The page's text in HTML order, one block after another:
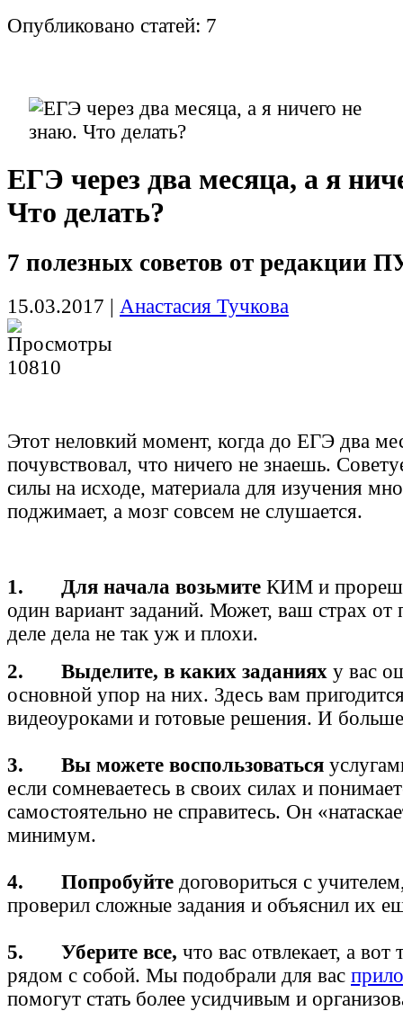
Опубликовано статей: 7
ЕГЭ через два месяца, а я
Что делать?
7 полезных советов от редакции
15.03.2017 | Анастасия Тучкова
10810
Этот неловкий момент, когда до ЕГЭ два
почувствовал, что ничего не знаешь.
силы на исходе, материала для изучения
поджимает, а мозг совсем не слушается.
1. Для начала возьмите КИМ и
один вариант заданий. Может, ваш страх от
деле дела не так уж и плохи.
2. Выделите, в каких заданиях у вас
основной упор на них. Здесь вам
видеоуроками и готовые решения. И
3. Вы можете воспользоваться
если сомневаетесь в своих силах и
самостоятельно не справитесь. Он
минимум.
4. Попробуйте договориться с
проверил сложные задания и объяснил их
5. Уберите все, что вас отвлекает, а вот
рядом с собой. Мы подобрали для вас
помогут стать более усидчивым и